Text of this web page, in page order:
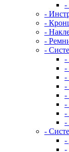
-
-
-
-
-
-
-
-
-
-
-
-
-
-
-
-
-